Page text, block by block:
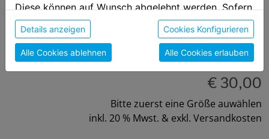
Größe auswählen:
S
M
€ 30,00
Bitte zuerst eine Größe auwählen
inkl. 20 % Mwst. & exkl. Versandkosten
Diese können auf Wunsch abgelehnt werden. Sofern
sie unsere Webseite weiter nutzen, geben Sie
Einwilligung zu unseren Cookies.
Details anzeigen Cookies Konfigurieren
Alle Cookies ablehnen Alle Cookies erlauben